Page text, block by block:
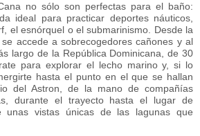
no sólo son perfectas para el baño:
ideal para practicar deportes náuticos,
el esnórquel o el submarinismo. Desde la
accede a sobrecogedores cañones y al
largo de la República Dominicana, de 30
para explorar el lecho marino y, si lo
hasta el punto en el que se hallan
del Astron, de la mano de compañías
durante el trayecto hasta el lugar de
unas vistas únicas de las lagunas que